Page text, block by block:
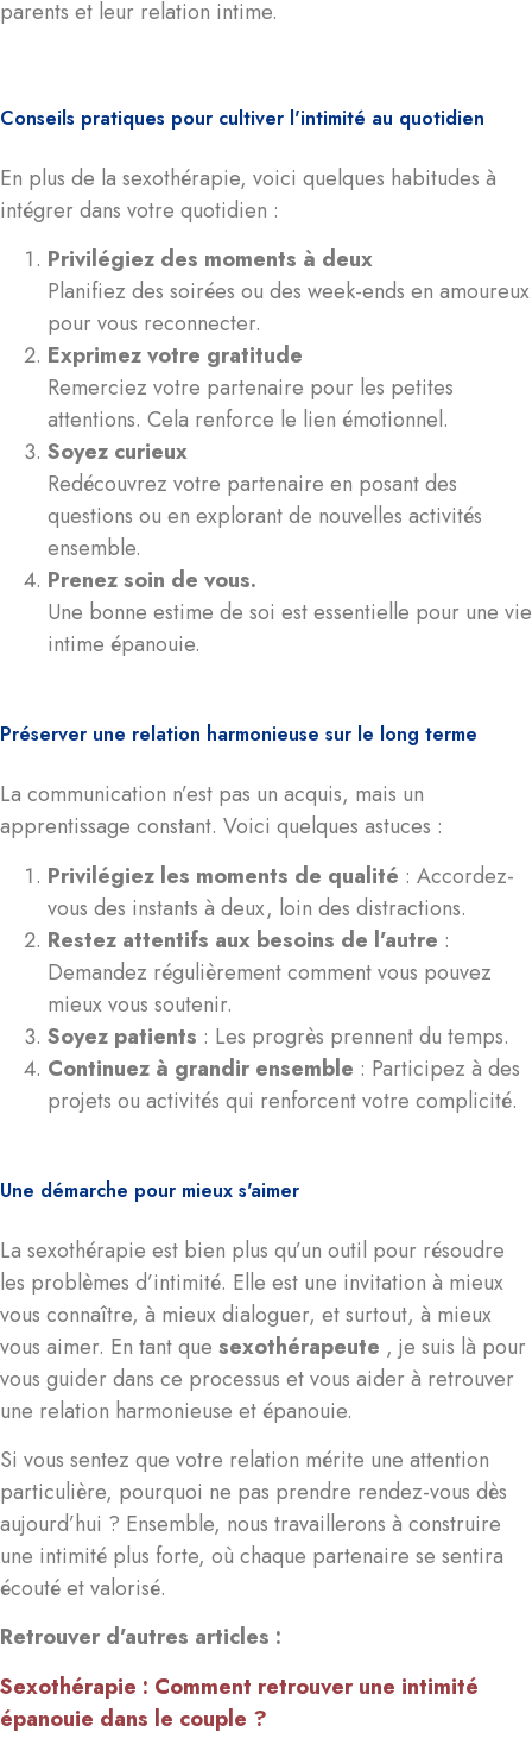
parents et leur relation intime.
Conseils pratiques pour cultiver l'intimité au quotidien
En plus de la sexothérapie, voici quelques habitudes à
intégrer dans votre quotidien :
Privilégiez des moments à deux
Planifiez des soirées ou des week-ends en amoureux
pour vous reconnecter.
Exprimez votre gratitude
Remerciez votre partenaire pour les petites
attentions. Cela renforce le lien émotionnel.
Soyez curieux
Redécouvrez votre partenaire en posant des
questions ou en explorant de nouvelles activités
ensemble.
Prenez soin de vous.
Une bonne estime de soi est essentielle pour une vie
intime épanouie.
Préserver une relation harmonieuse sur le long terme
La communication n’est pas un acquis, mais un
apprentissage constant. Voici quelques astuces :
Privilégiez les moments de qualité : Accordez-
vous des instants à deux, loin des distractions.
Restez attentifs aux besoins de l’autre :
Demandez régulièrement comment vous pouvez
mieux vous soutenir.
Soyez patients : Les progrès prennent du temps.
Continuez à grandir ensemble : Participez à des
projets ou activités qui renforcent votre complicité.
Une démarche pour mieux s'aimer
La sexothérapie est bien plus qu’un outil pour résoudre
les problèmes d’intimité. Elle est une invitation à mieux
vous connaître, à mieux dialoguer, et surtout, à mieux
vous aimer. En tant que sexothérapeute , je suis là pour
vous guider dans ce processus et vous aider à retrouver
une relation harmonieuse et épanouie.
Si vous sentez que votre relation mérite une attention
particulière, pourquoi ne pas prendre rendez-vous dès
aujourd’hui ? Ensemble, nous travaillerons à construire
une intimité plus forte, où chaque partenaire se sentira
écouté et valorisé.
Retrouver d’autres articles :
Sexothérapie : Comment retrouver une intimité
épanouie dans le couple ?